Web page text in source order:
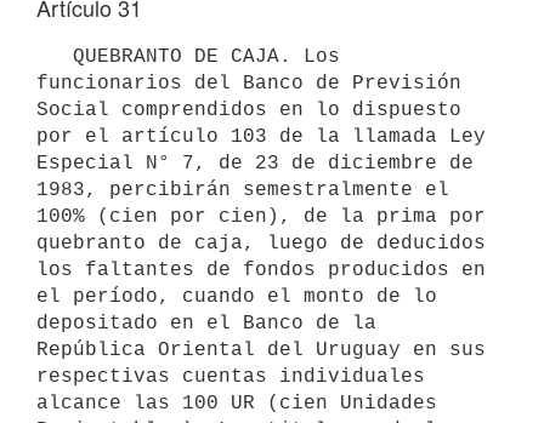
Artículo 31
funcionarios del Banco de Previsión
Social comprendidos en lo dispuesto
por el artículo 103 de la llamada Ley
Especial N° 7, de 23 de diciembre de
1983, percibirán semestralmente el
100% (cien por cien), de la prima por
quebranto de caja, luego de deducidos
los faltantes de fondos producidos en
el período, cuando el monto de lo
depositado en el Banco de la
República Oriental del Uruguay en sus
respectivas cuentas individuales
alcance las 100 UR (cien Unidades